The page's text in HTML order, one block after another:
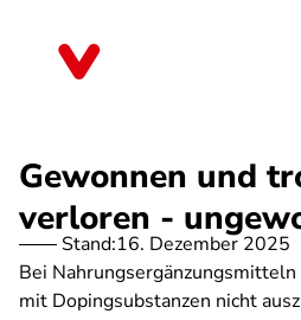
Gewonnen und
verloren -
Stand:16. Dezember 2025
Bei
mit Dopingsubstanzen nicht